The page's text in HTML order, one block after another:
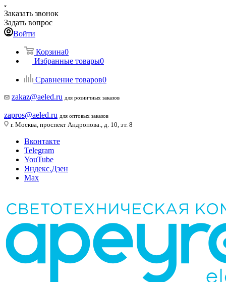
Заказать звонок
Задать вопрос
Войти
Корзина0
Избранные товары0
Сравнение товаров0
zakaz@aeled.ru для розничных заказов
zapros@aeled.ru для оптовых заказов
г. Москва, проспект Андропова., д. 10, эт. 8
Вконтакте
Telegram
YouTube
Яндекс.Дзен
Max